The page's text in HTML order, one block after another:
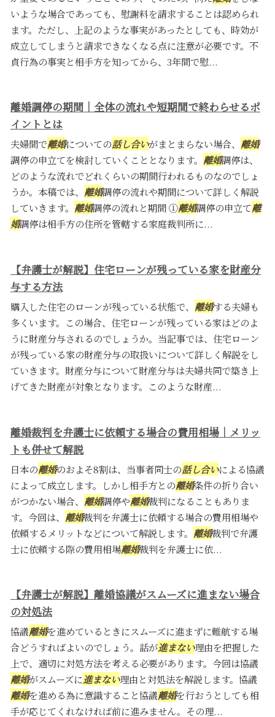
いような場合であっても、慰謝料を請求することは認められ
ます。ただし、上記のような事実があったとしても、時効が
成立してしまうと請求できなくなる点に注意が必要です。不
貞行為の事実と相手方を知ってから、3年間で慰...
離婚調停の期間｜全体の流れや短期間で終わらせるポ
イントとは
夫婦間で離婚についての話し合いがまとまらない場合、 離婚
調停の申立てを検討していくこととなります。 離婚調停は、
どのような流れでどれくらいの期間行われるものなのでしょ
うか。本稿では、 離婚調停の流れや期間について詳しく解説
していきます。 離婚調停の流れと期間 ①離婚調停の申立て離
婚調停は相手方の住所を管轄する家庭裁判所に...
【弁護士が解説】住宅ローンが残っている家を財産分
与する方法
購入した住宅のローンが残っている状態で、 離婚する夫婦も
多くいます。この場合、住宅ローンが残っている家はどのよ
うに財産分与されるのでしょうか。当記事では、住宅ローン
が残っている家の財産分与の取扱いについて詳しく解説をし
ていきます。財産分与について財産分与は夫婦共同で築き上
げてきた財産が対象となります。このような財産...
離婚裁判を弁護士に依頼する場合の費用相場｜メリッ
トも併せて解説
日本の離婚のおよそ8割は、当事者同士の話し合いによる協議
によって成立します。しかし相手方との離婚条件の折り合い
がつかない場合、 離婚調停や離婚裁判になることもありま
す。今回は、 離婚裁判を弁護士に依頼する場合の費用相場や
依頼するメリットなどについて解説します。 離婚裁判で弁護
士に依頼する際の費用相場離婚裁判を弁護士に依...
【弁護士が解説】離婚協議がスムーズに進まない場合
の対処法
協議離婚を進めているときにスムーズに進まずに難航する場
合どうすればよいのでしょう。話が進まない理由を把握した
上で、適切に対処方法を考える必要があります。今回は協議
離婚がスムーズに進まない理由と対処法を解説します。協議
離婚を進める為に意識すること協議離婚を行おうとしても相
手が応じてくれなければ前に進みません。その理...